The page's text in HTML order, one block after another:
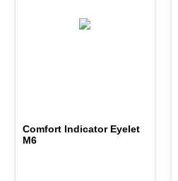
Comfort Indicator Eyelet
M6